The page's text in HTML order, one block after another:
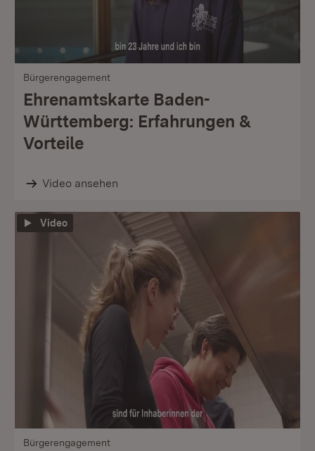
Bürgerengagement
Ehrenamtskarte Baden-
Württemberg: Erfahrungen &
Vorteile
Video ansehen
Video
Bürgerengagement